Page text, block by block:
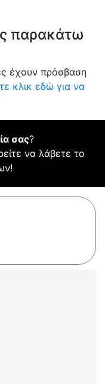
παρακάτω
έχουν πρόσβαση
κλικ εδώ για να
σας?
να λάβετε το